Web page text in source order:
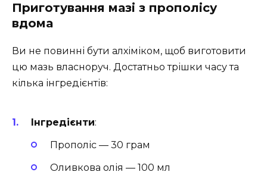
Приготування мазі з прополісу
вдома
Ви не повинні бути алхіміком, щоб виготовити
цю мазь власноруч. Достатньо трішки часу та
кілька інгредієнтів:
Інгредієнти:
Прополіс — 30 грам
Оливкова олія — 100 мл